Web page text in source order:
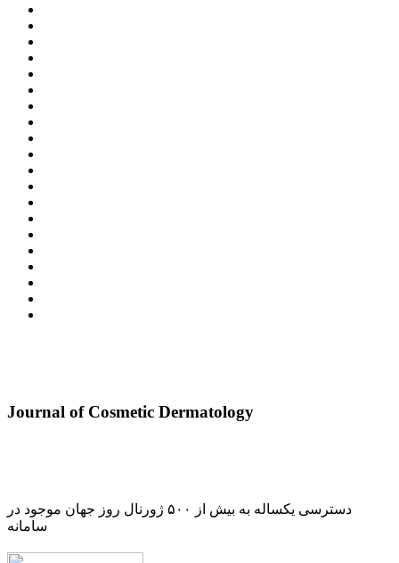
Journal of Cosmetic Dermatology
دسترسی یکساله به بیش از ۵۰۰ ژورنال روز جهان موجود در
سامانه